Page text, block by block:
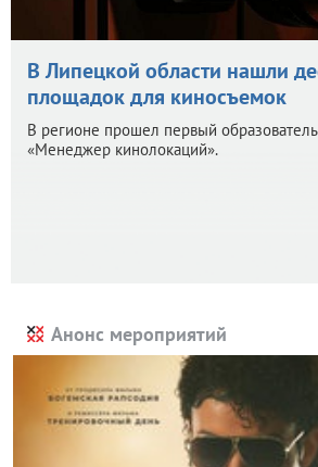
В Липецкой области нашли
площадок для киносъемок
В регионе прошел первый
«Менеджер кинолокаций».
Анонс мероприятий